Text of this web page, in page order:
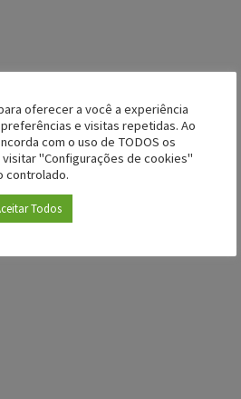
oferecer a você a experiência
e visitas repetidas. Ao
com o uso de TODOS os
"Configurações de cookies"
controlado.
Todos